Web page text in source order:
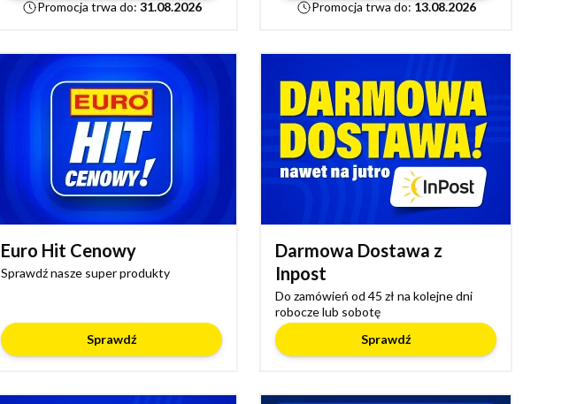
Promocja trwa do: 31.08.2026
Promocja trwa do: 13.08.2026
Euro Hit Cenowy
Sprawdź nasze super produkty
Sprawdź
Darmowa Dostawa z
Inpost
Do zamówień od 45 zł na kolejne dni
robocze lub sobotę
Sprawdź